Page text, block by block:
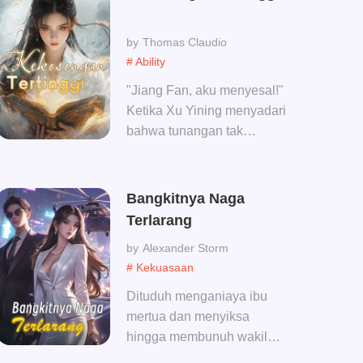
# Ability
Thomas Claudio
"Jiang Fan, aku menyesal!"
Ketika Xu Yining menyadari
bahwa tunangan tak
telah menjadikan saudara
perempuannya sebagai istri
dan mengubahnya menjadi
seorang permaisuri yang
kuat, dia dipenuhi
penyesalan. Jika dia bisa
melakukannya lagi, dia
pasti tidak akan dengan
# Kekuasaan
Bangkitnya Naga
Terlarang
Alexander Storm
Dituduh menganiaya ibu
mertua dan menyiksa
hingga membunuh wakil